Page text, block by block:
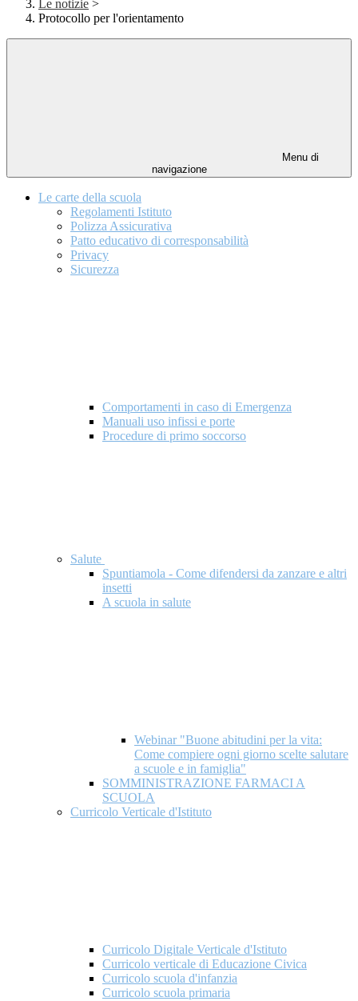
Le notizie >
Protocollo per l'orientamento
Menu di
navigazione
Le carte della scuola
Regolamenti Istituto
Polizza Assicurativa
Patto educativo di corresponsabilità
Privacy
Sicurezza
Comportamenti in caso di Emergenza
Manuali uso infissi e porte
Procedure di primo soccorso
Salute
Spuntiamola - Come difendersi da zanzare e altri
insetti
A scuola in salute
Webinar "Buone abitudini per la vita:
Come compiere ogni giorno scelte salutare
a scuole e in famiglia"
SOMMINISTRAZIONE FARMACI A
SCUOLA
Curricolo Verticale d'Istituto
Curricolo Digitale Verticale d'Istituto
Curricolo verticale di Educazione Civica
Curricolo scuola d'infanzia
Curricolo scuola primaria